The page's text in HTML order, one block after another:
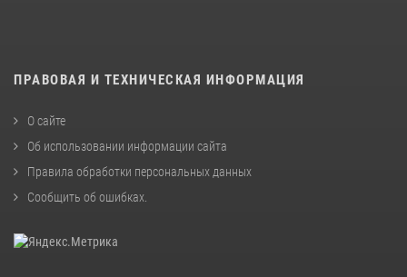
ПРАВОВАЯ И ТЕХНИЧЕСКАЯ ИНФОРМАЦИЯ
О сайте
Об использовании информации сайта
Правила обработки персональных данных
Сообщить об ошибках